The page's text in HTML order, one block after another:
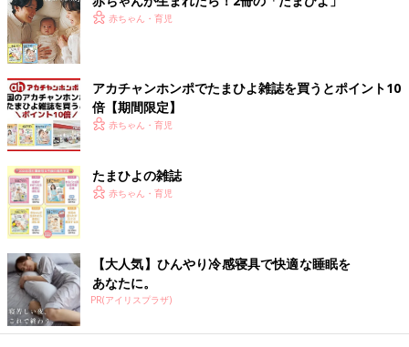
赤ちゃん・育児
アカチャンホンポでたまひよ雑誌を買うとポイント10
倍【期間限定】
赤ちゃん・育児
たまひよの雑誌
赤ちゃん・育児
【大人気】ひんやり冷感寝具で快適な睡眠を
あなたに。
PR(アイリスプラザ)